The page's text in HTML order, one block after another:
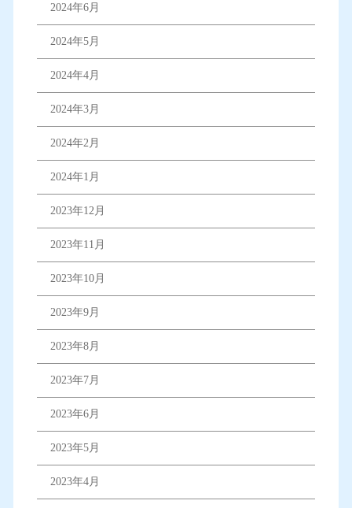
2024年6月
2024年5月
2024年4月
2024年3月
2024年2月
2024年1月
2023年12月
2023年11月
2023年10月
2023年9月
2023年8月
2023年7月
2023年6月
2023年5月
2023年4月